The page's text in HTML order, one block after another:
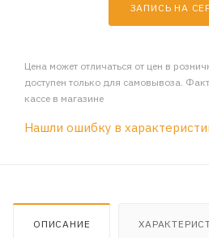
ЗАПИСЬ НА
Цена может отличаться от цен в
доступен только для самовывоза.
кассе в магазине
Нашли ошибку в
ОПИСАНИЕ